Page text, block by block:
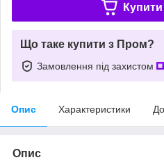
Купити
Що таке купити з Пром?
Замовлення під захистом
Опис Характеристики
Опис